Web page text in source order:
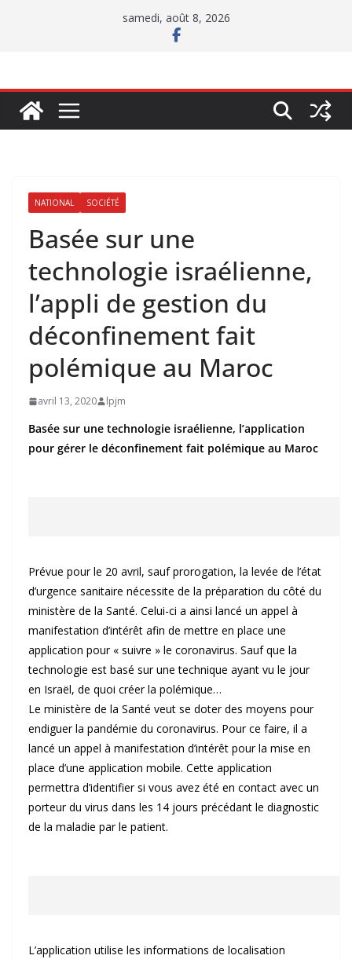
samedi, août 8, 2026
NATIONAL SOCIÉTÉ
Basée sur une
technologie israélienne,
l’appli de gestion du
déconfinement fait
polémique au Maroc
avril 13, 2020 lpjm
Basée sur une technologie israélienne, l’application
pour gérer le déconfinement fait polémique au Maroc
Prévue pour le 20 avril, sauf prorogation, la levée de l’état
d’urgence sanitaire nécessite de la préparation du côté du
ministère de la Santé. Celui-ci a ainsi lancé un appel à
manifestation d’intérêt afin de mettre en place une
application pour « suivre » le coronavirus. Sauf que la
technologie est basé sur une technique ayant vu le jour
en Israël, de quoi créer la polémique…
Le ministère de la Santé veut se doter des moyens pour
endiguer la pandémie du coronavirus. Pour ce faire, il a
lancé un appel à manifestation d’intérêt pour la mise en
place d’une application mobile. Cette application
permettra d’identifier si vous avez été en contact avec un
porteur du virus dans les 14 jours précédant le diagnostic
de la maladie par le patient.
L’application utilise les informations de localisation